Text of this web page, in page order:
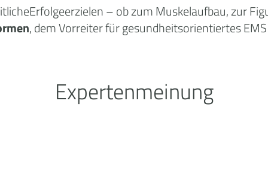
– ob zum Muskelaufbau, zur
, dem Vorreiter für gesundheitsorientiertes
Expertenmeinung